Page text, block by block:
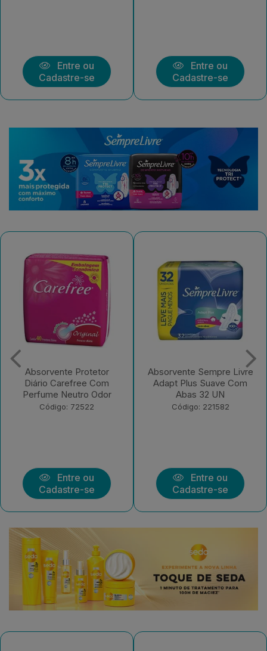
Entre ou
Cadastre-se
Entre ou
Cadastre-se
Absorvente Sempre Livre
Adapt Plus Suave Com
Abas 32 UN
Código: 221582
Entre ou
Cadastre-se
Absorvente Johnson O.B.
Interno Super Limpeza
Mais Pague Men...
Código: 221581
Entre ou
Cadastre-se